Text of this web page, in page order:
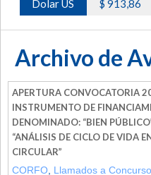
Dolar US $ 913,86
Archivo de
APERTURA CONVOCATORIA
INSTRUMENTO DE
DENOMINADO: “BIEN
“ANÁLISIS DE CICLO DE VIDA
CIRCULAR”
CORFO Llamados a